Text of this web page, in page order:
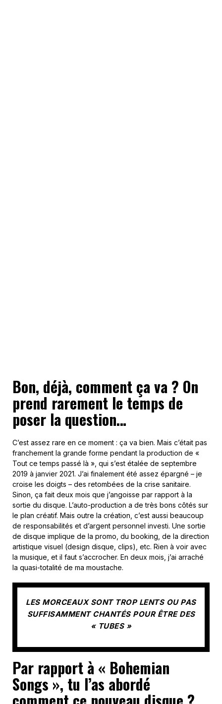
Bon, déjà, comment ça va ? On
prend rarement le temps de
poser la question…
C’est assez rare en ce moment : ça va bien. Mais c’était pas
franchement la grande forme pendant la production de «
Tout ce temps passé là », qui s’est étalée de septembre
2019 à janvier 2021. J’ai finalement été assez épargné – je
croise les doigts – des retombées de la crise sanitaire.
Sinon, ça fait deux mois que j’angoisse par rapport à la
sortie du disque. L’auto-production a de très bons côtés sur
le plan créatif. Mais outre la création, c’est aussi beaucoup
de responsabilités et d’argent personnel investi. Une sortie
de disque implique de la promo, du booking, de la direction
artistique visuel (design disque, clips), etc. Rien à voir avec
la musique, et il faut s’accrocher. En deux mois, j’ai arraché
la quasi-totalité de ma moustache.
LES MORCEAUX SONT TROP LENTS OU PAS
SUFFISAMMENT CHANTÉS POUR ÊTRE DES
« TUBES »
Par rapport à « Bohemian
Songs », tu l’as abordé